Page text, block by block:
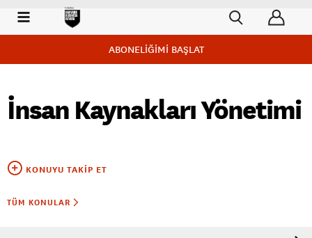
ABONELİĞİMİ BAŞLAT
İnsan Kaynakları Yönetimi
KONUYU TAKIP ET
TÜM KONULAR